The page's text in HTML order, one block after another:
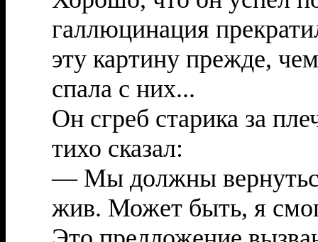
галлюцинация
эту картину прежде,
спала с них...
Он сгреб старика за
тихо сказал:
— Мы должны
жив. Может быть, я